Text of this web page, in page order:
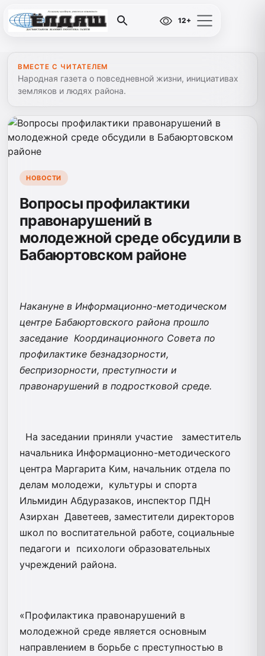
12+
ВМЕСТЕ С ЧИТАТЕЛЕМ
Народная газета о повседневной жизни, инициативах
земляков и людях района.
НОВОСТИ
Вопросы профилактики
правонарушений в
молодежной среде обсудили в
Бабаюртовском районе
Накануне в Информационно-методическом
центре Бабаюртовского района прошло
заседание Координационного Совета по
профилактике безнадзорности,
беспризорности, преступности и
правонарушений в подростковой среде.
На заседании приняли участие заместитель
начальника Информационно-методического
центра Маргарита Ким, начальник отдела по
делам молодежи, культуры и спорта
Ильмидин Абдуразаков, инспектор ПДН
Азирхан Даветеев, заместители директоров
школ по воспитательной работе, социальные
педагоги и психологи образовательных
учреждений района.
«Профилактика правонарушений в
молодежной среде является основным
направлением в борьбе с преступностью в